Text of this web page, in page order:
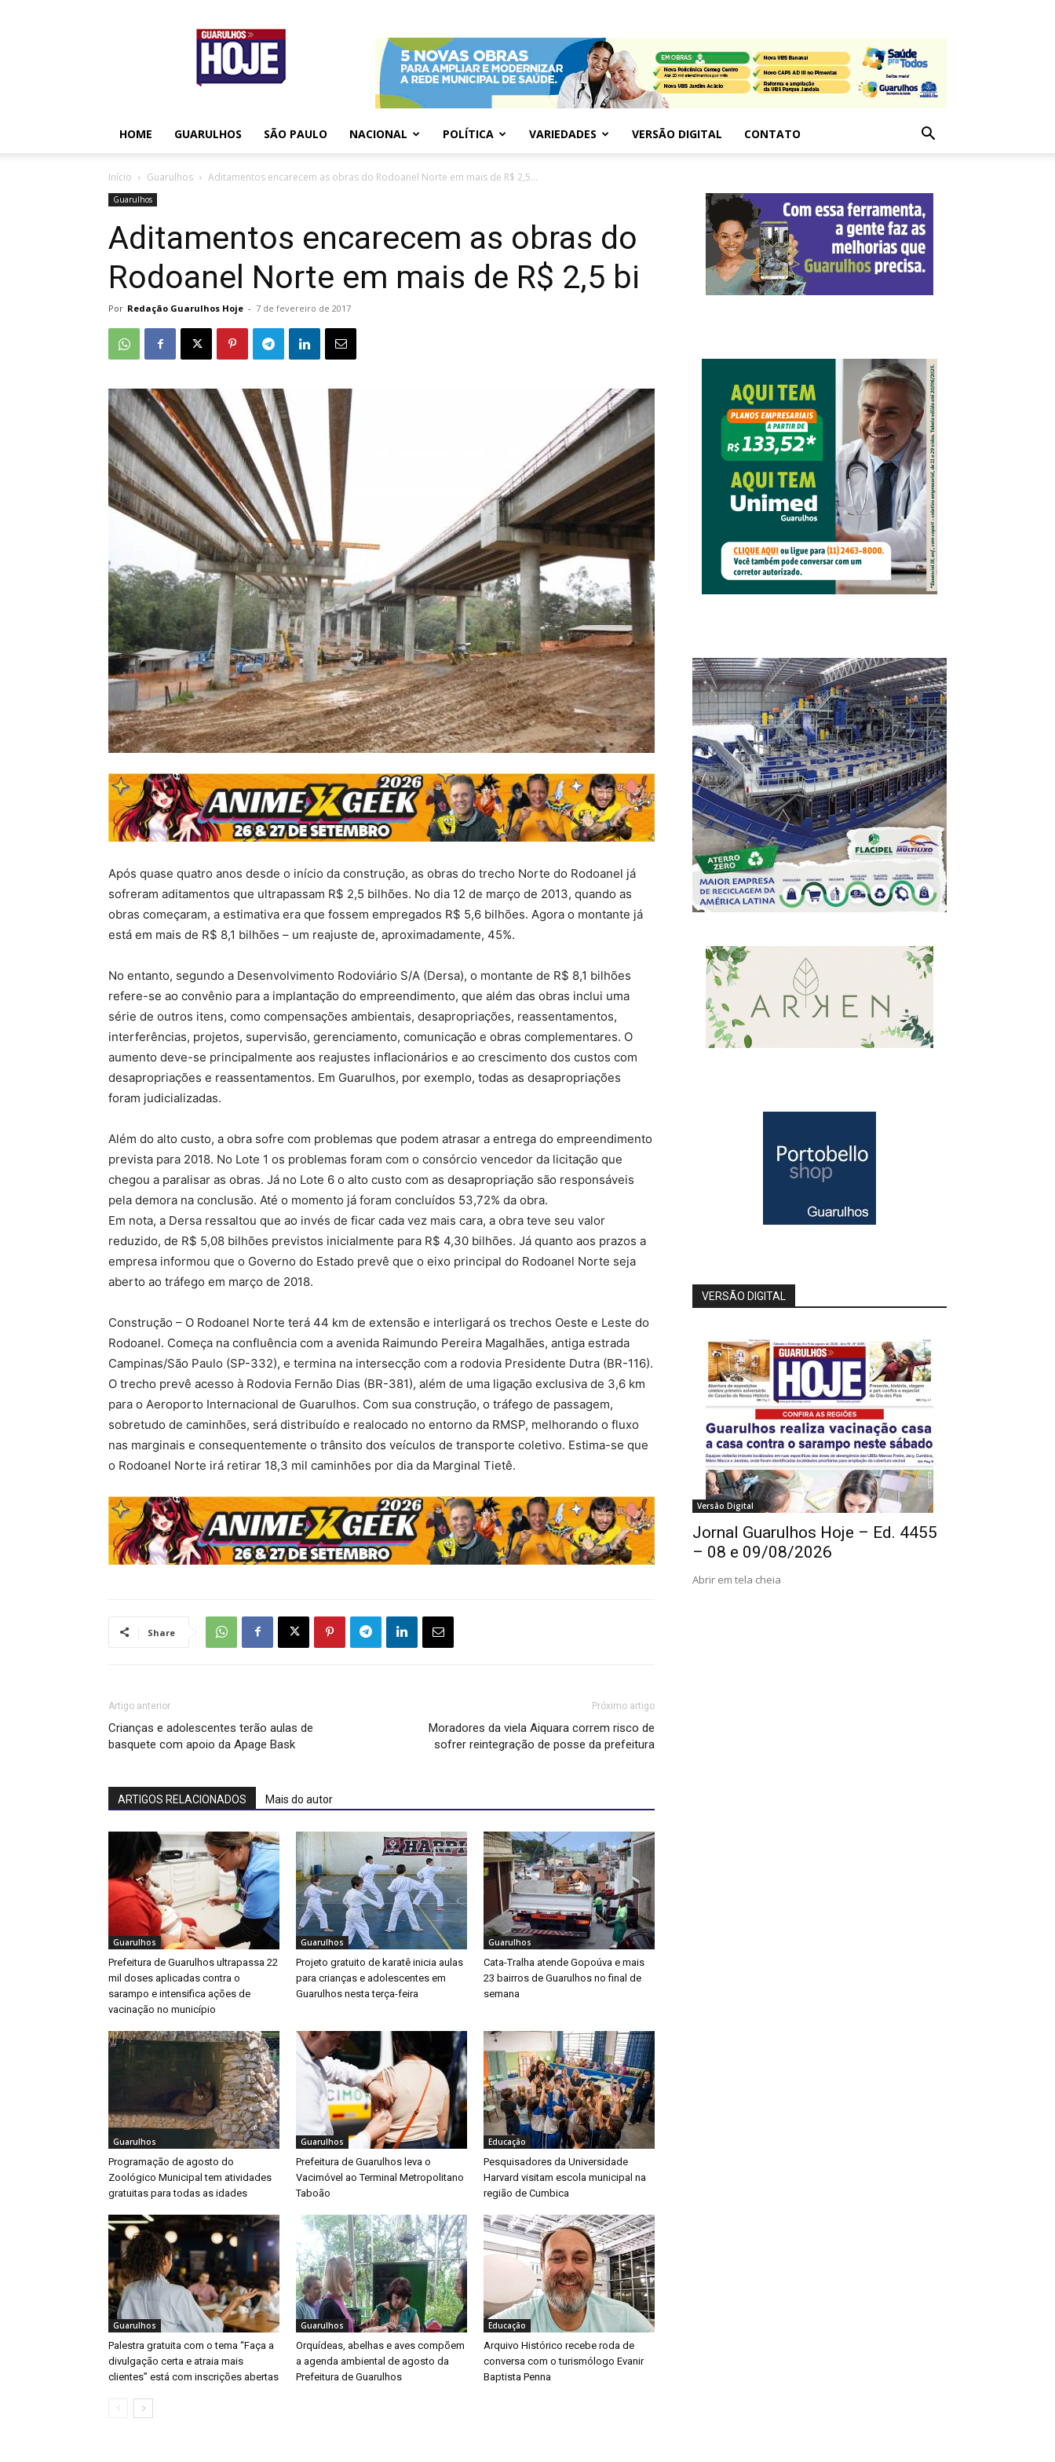
Guarulhos
Hoje
HOME GUARULHOS SÃO PAULO NACIONAL POLÍTICA VARIEDADES VERSÃO DIGITAL CONTATO
Início Guarulhos Aditamentos encarecem as obras do Rodoanel Norte em mais de R$ 2,5...
Guarulhos
Aditamentos encarecem as obras do
Rodoanel Norte em mais de R$ 2,5 bi
Por Redação Guarulhos Hoje - 7 de fevereiro de 2017
Após quase quatro anos desde o início da construção, as obras do trecho Norte do Rodoanel já
sofreram aditamentos que ultrapassam R$ 2,5 bilhões. No dia 12 de março de 2013, quando as
obras começaram, a estimativa era que fossem empregados R$ 5,6 bilhões. Agora o montante já
está em mais de R$ 8,1 bilhões – um reajuste de, aproximadamente, 45%.
No entanto, segundo a Desenvolvimento Rodoviário S/A (Dersa), o montante de R$ 8,1 bilhões
refere-se ao convênio para a implantação do empreendimento, que além das obras inclui uma
série de outros itens, como compensações ambientais, desapropriações, reassentamentos,
interferências, projetos, supervisão, gerenciamento, comunicação e obras complementares. O
aumento deve-se principalmente aos reajustes inflacionários e ao crescimento dos custos com
desapropriações e reassentamentos. Em Guarulhos, por exemplo, todas as desapropriações
foram judicializadas.
Além do alto custo, a obra sofre com problemas que podem atrasar a entrega do empreendimento
prevista para 2018. No Lote 1 os problemas foram com o consórcio vencedor da licitação que
chegou a paralisar as obras. Já no Lote 6 o alto custo com as desapropriação são responsáveis
pela demora na conclusão. Até o momento já foram concluídos 53,72% da obra.
Em nota, a Dersa ressaltou que ao invés de ficar cada vez mais cara, a obra teve seu valor
reduzido, de R$ 5,08 bilhões previstos inicialmente para R$ 4,30 bilhões. Já quanto aos prazos a
empresa informou que o Governo do Estado prevê que o eixo principal do Rodoanel Norte seja
aberto ao tráfego em março de 2018.
Construção – O Rodoanel Norte terá 44 km de extensão e interligará os trechos Oeste e Leste do
Rodoanel. Começa na confluência com a avenida Raimundo Pereira Magalhães, antiga estrada
Campinas/São Paulo (SP-332), e termina na intersecção com a rodovia Presidente Dutra (BR-116).
O trecho prevê acesso à Rodovia Fernão Dias (BR-381), além de uma ligação exclusiva de 3,6 km
para o Aeroporto Internacional de Guarulhos. Com sua construção, o tráfego de passagem,
sobretudo de caminhões, será distribuído e realocado no entorno da RMSP, melhorando o fluxo
nas marginais e consequentemente o trânsito dos veículos de transporte coletivo. Estima-se que
o Rodoanel Norte irá retirar 18,3 mil caminhões por dia da Marginal Tietê.
Share
Artigo anterior
Crianças e adolescentes terão aulas de
basquete com apoio da Apage Bask
Próximo artigo
Moradores da viela Aiquara correm risco de
sofrer reintegração de posse da prefeitura
ARTIGOS RELACIONADOS Mais do autor
Guarulhos
Prefeitura de Guarulhos ultrapassa 22
mil doses aplicadas contra o
sarampo e intensifica ações de
vacinação no município
Guarulhos
Projeto gratuito de karatê inicia aulas
para crianças e adolescentes em
Guarulhos nesta terça-feira
Guarulhos
Cata-Tralha atende Gopoúva e mais
23 bairros de Guarulhos no final de
semana
Guarulhos
Programação de agosto do
Zoológico Municipal tem atividades
gratuitas para todas as idades
Guarulhos
Prefeitura de Guarulhos leva o
Vacimóvel ao Terminal Metropolitano
Taboão
Educação
Pesquisadores da Universidade
Harvard visitam escola municipal na
região de Cumbica
Guarulhos
Palestra gratuita com o tema “Faça a
divulgação certa e atraia mais
clientes” está com inscrições abertas
Guarulhos
Orquídeas, abelhas e aves compõem
a agenda ambiental de agosto da
Prefeitura de Guarulhos
Educação
Arquivo Histórico recebe roda de
conversa com o turismólogo Evanir
Baptista Penna
VERSÃO DIGITAL
Versão Digital
Jornal Guarulhos Hoje – Ed. 4455
– 08 e 09/08/2026
Abrir em tela cheia